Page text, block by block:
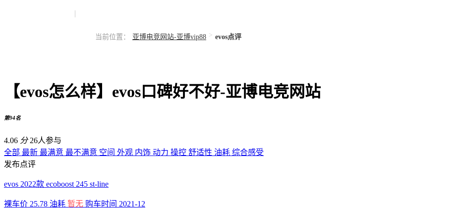
当前位置： 亚博电竞网站-亚博vip88 > evos点评
【evos怎么样】evos口碑好不好-亚博电竞网站
第94名
4.06 分 26人参与
全部 最新 最满意 最不满意 空间 外观 内饰 动力 操控 舒适性 油耗 综合感受
发布点评
evos 2022款 ecoboost 245 st-line
裸车价 25.78 油耗 暂无 购车时间 2021-12